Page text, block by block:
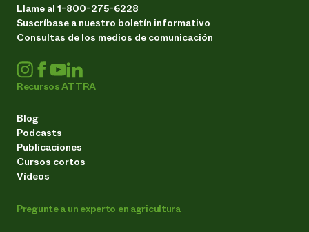
Llame al 1-800-275-6228
Suscríbase a nuestro boletín informativo
Consultas de los medios de comunicación
Recursos ATTRA
Blog
Podcasts
Publicaciones
Cursos cortos
Vídeos
Pregunte a un experto en agricultura